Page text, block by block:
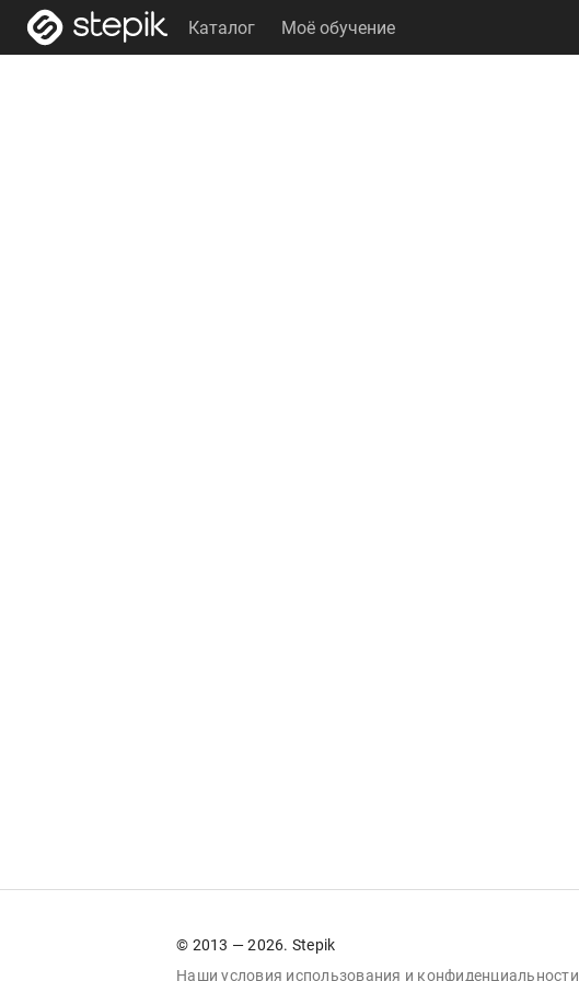
Каталог Моё обучение
© 2013 — 2026. Stepik
Наши условия использования и конфиденциальности